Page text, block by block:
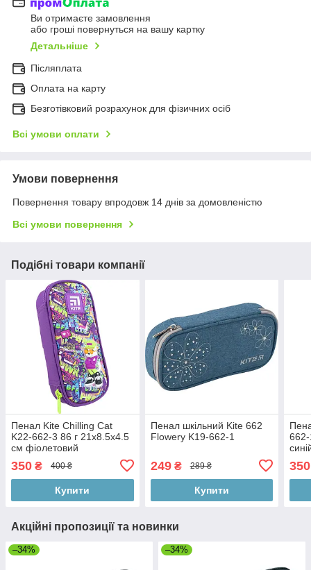
Ви отримаєте замовлення
або гроші повернуться на вашу картку
Детальніше
Післяплата
Оплата на карту
Безготівковий розрахунок для фізичних осіб
Всі умови оплати
Умови повернення
Повернення товару впродовж 14 днів за домовленістю
Всі умови повернення
Подібні товари компанії
Пенал Kite Chilling Cat
K22-662-3 86 г 21x8.5x4.5
см фіолетовий
350 ₴ 400 ₴
Купити
Пенал шкільний Kite 662
Flowery K19-662-1
249₴ 289 ₴
Купити
350
Акційні пропозиції та новинки
–34% –34%